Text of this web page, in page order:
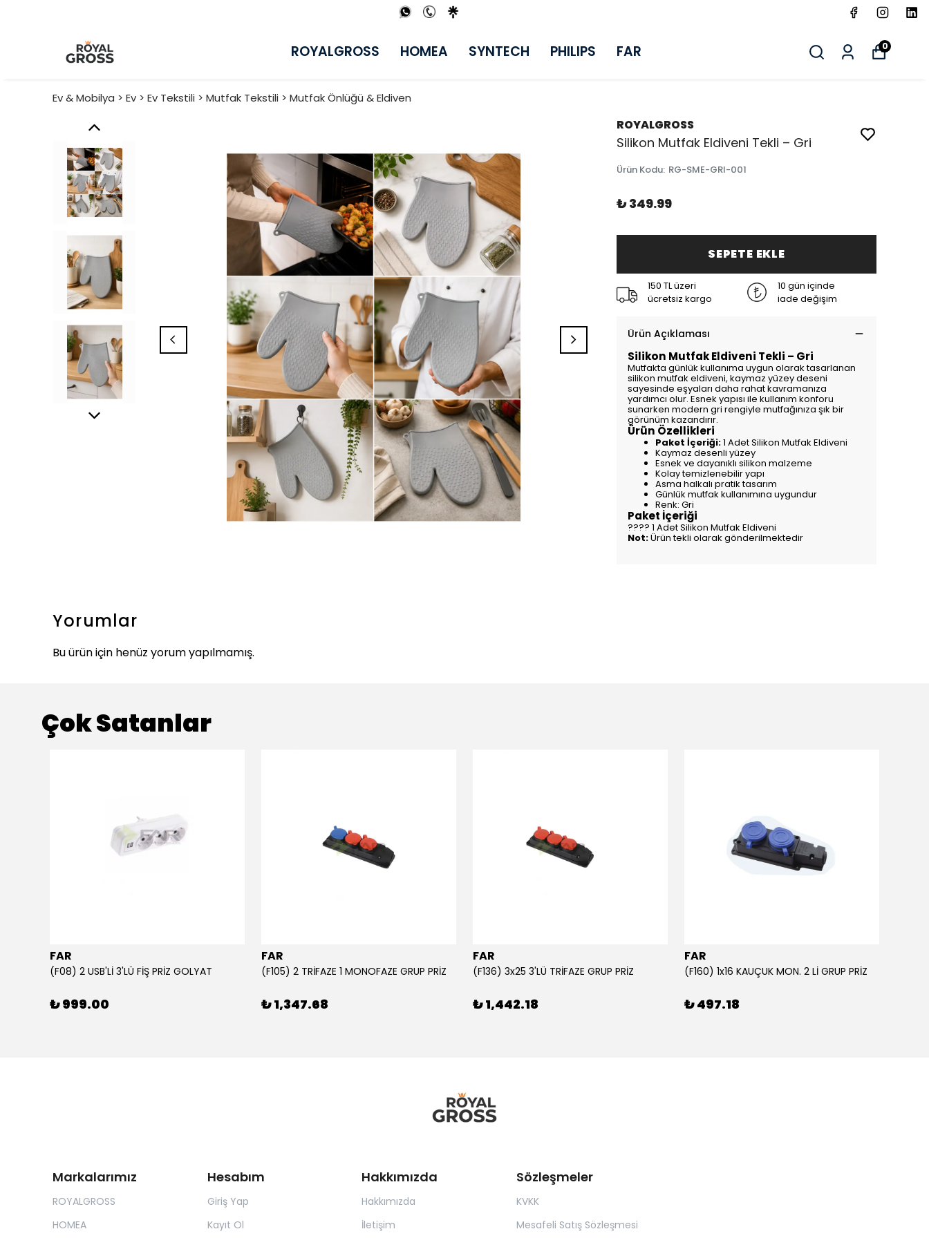
ROYALGROSS HOMEA SYNTECH PHILIPS FAR 0
Ev & Mobilya > Ev > Ev Tekstili > Mutfak Tekstili > Mutfak Önlüğü & Eldiven
ROYALGROSS
Silikon Mutfak Eldiveni Tekli – Gri
Ürün Kodu: RG-SME-GRI-001
₺ 349.99
SEPETE EKLE
150 TL üzeri
ücretsiz kargo
10 gün içinde
iade değişim
Ürün Açıklaması
Silikon Mutfak Eldiveni Tekli – Gri
Mutfakta günlük kullanıma uygun olarak tasarlanan
silikon mutfak eldiveni, kaymaz yüzey deseni
sayesinde eşyaları daha rahat kavramanıza
yardımcı olur. Esnek yapısı ile kullanım konforu
sunarken modern gri rengiyle mutfağınıza şık bir
görünüm kazandırır.
Ürün Özellikleri
Paket İçeriği:1 Adet Silikon Mutfak Eldiveni
Kaymaz desenli yüzey
Esnek ve dayanıklı silikon malzeme
Kolay temizlenebilir yapı
Asma halkalı pratik tasarım
Günlük mutfak kullanımına uygundur
Renk: Gri
Paket İçeriği
???? 1 Adet Silikon Mutfak Eldiveni
Not:Ürün tekli olarak gönderilmektedir
Yorumlar
Bu ürün için henüz yorum yapılmamış.
Çok Satanlar
FAR
(F08) 2 USB'Lİ 3'LÜ FİŞ PRİZ GOLYAT
₺ 999.00
FAR
(F105) 2 TRİFAZE 1 MONOFAZE GRUP PRİZ
₺ 1,347.68
FAR
(F136) 3x25 3'LÜ TRİFAZE GRUP PRİZ
₺ 1,442.18
FAR
(F160) 1x16 KAUÇUK MON. 2 Lİ GRUP PRİZ
₺ 497.18
Markalarımız
ROYALGROSS
HOMEA
Hesabım
Giriş Yap
Kayıt Ol
Hakkımızda
Hakkımızda
İletişim
Sözleşmeler
KVKK
Mesafeli Satış Sözleşmesi